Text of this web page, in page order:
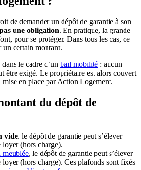
de demander un dépôt de garantie à son
une obligation. En pratique, la grande
pour se protéger. Dans tous les cas, ce
un certain montant.
le cadre d’un bail mobilité : aucun
être exigé. Le propriétaire est alors couvert
mise en place par Action Logement.
du dépôt de
vide, le dépôt de garantie peut s’élever
loyer (hors charge).
meublée, le dépôt de garantie peut s’élever
loyer (hors charge). Ces plafonds sont fixés